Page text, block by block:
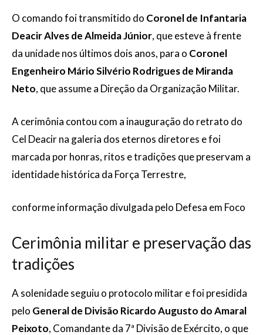
O comando foi transmitido do Coronel de Infantaria
Deacir Alves de Almeida Júnior, que esteve à frente
da unidade nos últimos dois anos, para o Coronel
Engenheiro Mário Silvério Rodrigues de Miranda
Neto, que assume a Direção da Organização Militar.
A cerimônia contou com a inauguração do retrato do
Cel Deacir na galeria dos eternos diretores e foi
marcada por honras, ritos e tradições que preservam a
identidade histórica da Força Terrestre,
conforme informação divulgada pelo Defesa em Foco
Cerimônia militar e preservação das
tradições
A solenidade seguiu o protocolo militar e foi presidida
pelo General de Divisão Ricardo Augusto do Amaral
Peixoto, Comandante da 7ª Divisão de Exército, o que